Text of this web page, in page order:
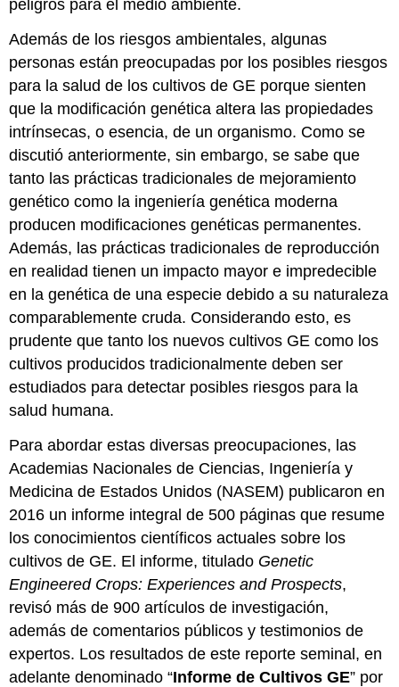
peligros para el medio ambiente.
Además de los riesgos ambientales, algunas
personas están preocupadas por los posibles riesgos
para la salud de los cultivos de GE porque sienten
que la modificación genética altera las propiedades
intrínsecas, o esencia, de un organismo. Como se
discutió anteriormente, sin embargo, se sabe que
tanto las prácticas tradicionales de mejoramiento
genético como la ingeniería genética moderna
producen modificaciones genéticas permanentes.
Además, las prácticas tradicionales de reproducción
en realidad tienen un impacto mayor e impredecible
en la genética de una especie debido a su naturaleza
comparablemente cruda. Considerando esto, es
prudente que tanto los nuevos cultivos GE como los
cultivos producidos tradicionalmente deben ser
estudiados para detectar posibles riesgos para la
salud humana.
Para abordar estas diversas preocupaciones, las
Academias Nacionales de Ciencias, Ingeniería y
Medicina de Estados Unidos (NASEM) publicaron en
2016 un informe integral de 500 páginas que resume
los conocimientos científicos actuales sobre los
cultivos de GE. El informe, titulado Genetic
Engineered Crops: Experiences and Prospects,
revisó más de 900 artículos de investigación,
además de comentarios públicos y testimonios de
expertos. Los resultados de este reporte seminal, en
adelante denominado “Informe de Cultivos GE” por